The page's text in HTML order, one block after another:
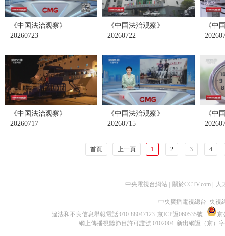
《中国法治观察》
20260723
《中国法治观察》
20260722
《中
《中国法治观察》
20260717
《中国法治观察》
20260715
《中
首頁 上一頁 1 2 3 4
中央電視台網站 關於CCTV.com 人
中央廣播電視總台 央視
違法和不良信息舉報電話:010-88047123 京ICP證060535號
京
網上傳播視聽節目許可證號 0102004 新出網證（京）